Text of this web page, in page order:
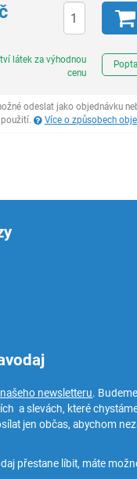
látek za výhodnou
cenu
odeslat jako objednávku
Více o způsobech
newsletteru.
a slevách, které
jen občas, abychom
přestane líbit, máte